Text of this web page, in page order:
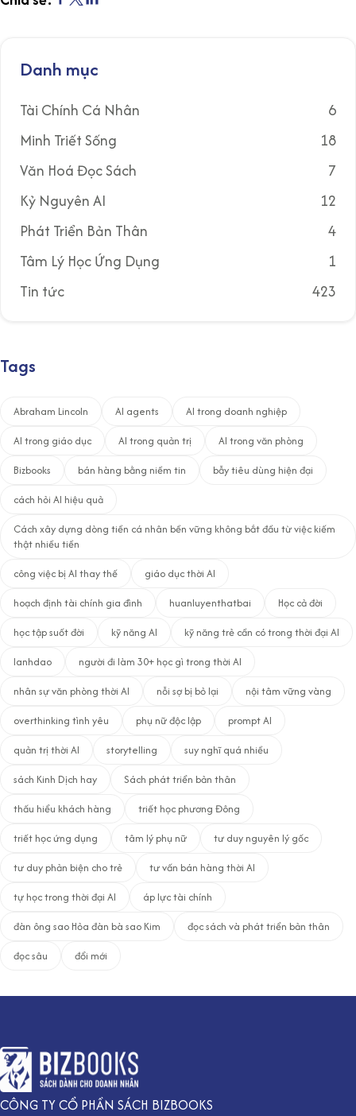
Danh mục
Tài Chính Cá Nhân
6
Minh Triết Sống
18
Văn Hoá Đọc Sách
7
Kỷ Nguyên AI
12
Phát Triển Bản Thân
4
Tâm Lý Học Ứng Dụng
1
Tin tức
423
Tags
Abraham Lincoln AI agents
AI trong doanh nghiệp
AI trong giáo dục
AI trong quản trị
AI trong văn phòng
Bizbooks
bán hàng bằng niềm tin
bẫy tiêu dùng hiện đại
cách hỏi AI hiệu quả
Cách xây dựng dòng tiền cá nhân bền vững không bắt đầu từ việc kiếm
thật nhiều tiền
công việc bị AI thay thế
giáo dục thời AI
hoạch định tài chính gia đình
huanluyenthatbai
Học cả đời
học tập suốt đời
kỹ năng AI
kỹ năng trẻ cần có trong thời đại AI
lanhdao
người đi làm 30+ học gì trong thời AI
nhân sự văn phòng thời AI
nỗi sợ bị bỏ lại
nội tâm vững vàng
overthinking tình yêu
phụ nữ độc lập
prompt AI
quản trị thời AI
storytelling
suy nghĩ quá nhiều
sách Kinh Dịch hay
Sách phát triển bản thân
thấu hiểu khách hàng
triết học phương Đông
triết học ứng dụng
tâm lý phụ nữ
tư duy nguyên lý gốc
tư duy phản biện cho trẻ
tư vấn bán hàng thời AI
tự học trong thời đại AI
áp lực tài chính
đàn ông sao Hỏa đàn bà sao Kim
đọc sách và phát triển bản thân
đọc sâu
đổi mới
CÔNG TY CỔ PHẦN SÁCH BIZBOOKS